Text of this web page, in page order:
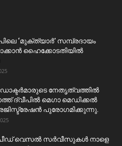
‘മുക്ത്യാർ’ സമ്പ്രദായം
ഹൈക്കോടതിയിൽ
നേതൃത്വത്തിൽ
ദ്വീപിൽ മെഗാ മെഡിക്കൽ
പുരോഗമിക്കുന്നു.
വെസൽ സർവീസുകൾ നാളെ